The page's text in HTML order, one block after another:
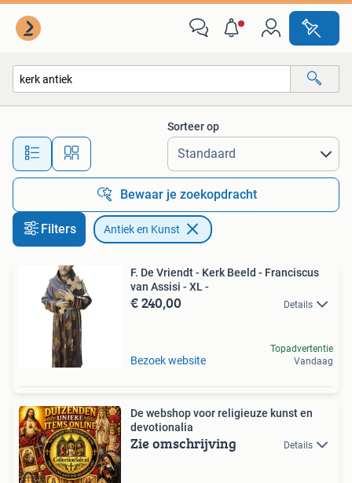
Alle afstanden…
Sorteer op
Bewaar je zoekopdracht
Filters Antiek en Kunst
F. De Vriendt - Kerk Beeld - Franciscus
van Assisi - XL -
€ 240,00 Details
Bezoek website
Topadvertentie
Vandaag
De webshop voor religieuze kunst en
devotionalia
Zie omschrijving Details